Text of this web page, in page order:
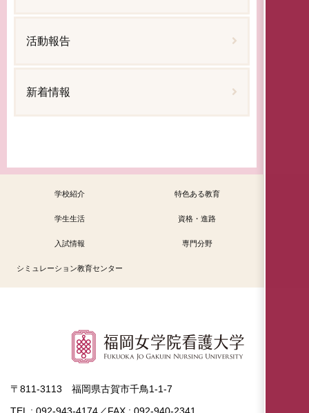
活動報告
新着情報
学校紹介 特色ある教育
学生生活 資格・進路
入試情報 専門分野
シミュレーション教育センター
〒811-3113 福岡県古賀市千鳥1-1-7
TEL : 092-943-4174／FAX : 092-940-2341